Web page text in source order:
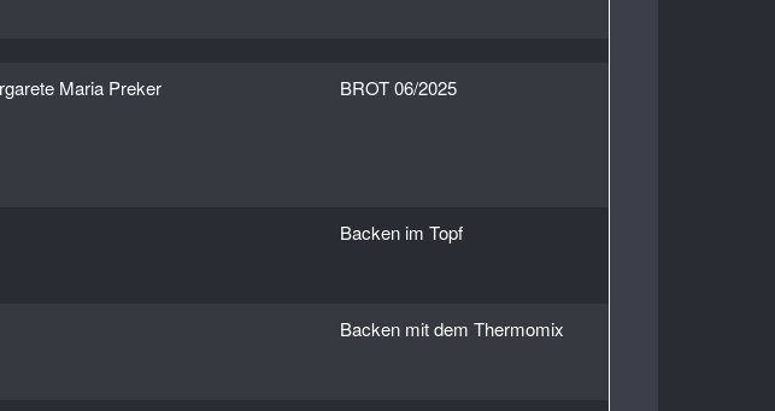
Maria Preker BROT 06/2025
Backen im Topf
Backen mit dem Thermomix